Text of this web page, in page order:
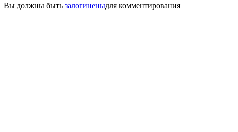
Вы должны быть залогиненыдля комментирования